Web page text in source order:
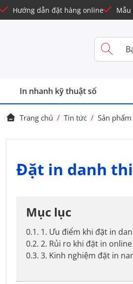
Hướng dẫn đặt hàng online
In nhanh kỹ thuật số
Trang chủ / Tin tức / Sản
Đặt in danh
Mục lục
0.1. 1. Ưu điểm khi đặt in
0.2. 2. Rủi ro khi đặt in
0.3. 3. Kinh nghiệm đặt in